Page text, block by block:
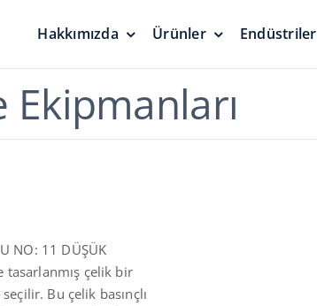
Hakkımızda Ürünler
Basınçlandırma Koruması
Endüstriler
Ekipmanları
NO: 11 DÜŞÜK
tasarlanmış çelik bir
Bu çelik basınçlı